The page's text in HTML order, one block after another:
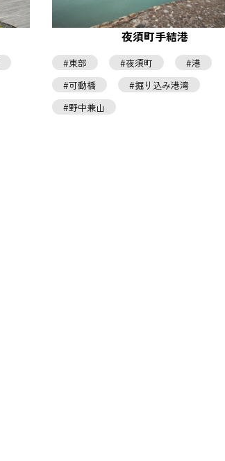
夜須町手結港
東部 夜須町
港
可動橋
掘り込み港湾
野中兼山